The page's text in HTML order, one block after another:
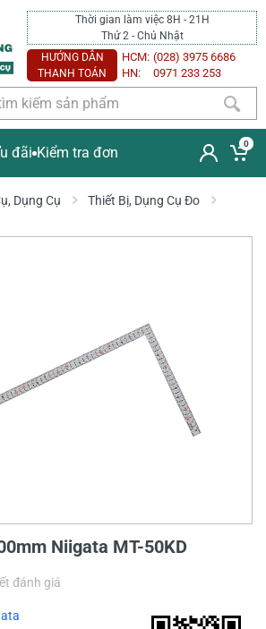
Thời gian làm việc 8H - 21H
Thứ 2 - Chủ Nhật
HƯỚNG DẪN
THANH TOÁN
HCM: (028) 3975 6686
HN:
0971 233 253
đãi Kiểm tra đơn
0
Dụng Cụ
Thiết Bị, Dụng Cụ Đo
Niigata MT-50KD
đánh giá